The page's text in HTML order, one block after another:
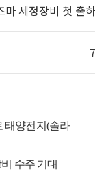
마 세정장비 첫 출하
태양전지(솔라
수주 기대